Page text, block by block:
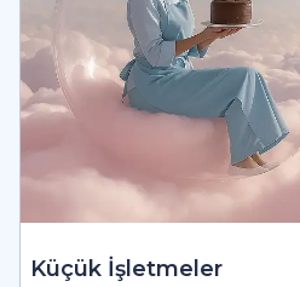
Küçük İşletmeler